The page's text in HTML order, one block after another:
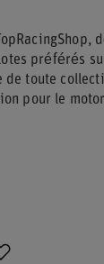
préférés
toute
pour le